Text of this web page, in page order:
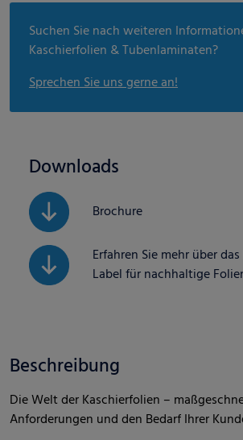
Suchen Sie nach weiteren
Kaschierfolien & Tubenlaminaten?
Sprechen Sie uns gerne an!
Downloads
Brochure
Erfahren Sie mehr über das
Label für nachhaltige
Beschreibung
Die Welt der Kaschierfolien –
Anforderungen und den Bedarf Ihrer